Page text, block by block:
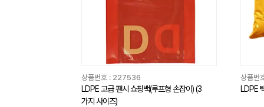
상품번호 : 227536
LDPE 고급 팬시 쇼핑백(루프형 손잡이) (3
가지 사이즈)
상품번
LDPE